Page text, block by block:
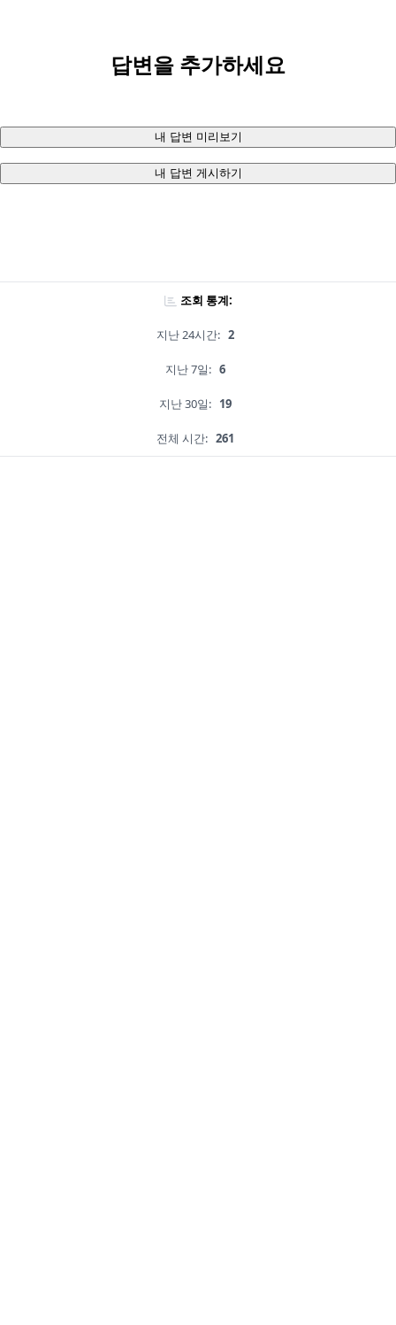
답변을 추가하세요
내 답변 미리보기
내 답변 게시하기
조회 통계:
지난 24시간: 2
지난 7일: 6
지난 30일: 19
전체 시간: 261